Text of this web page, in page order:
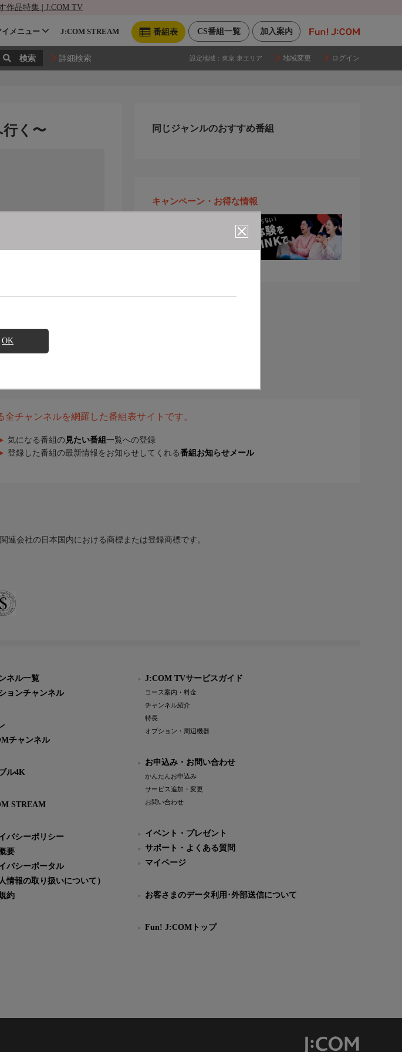
作品特集 | J:COM TV
加入案内
CS番組一覧
番組表
イメニュー J:COM STREAM
詳細検索 設定地域： 東京 東エリア 地域変更 ログイン
OK
く〜 同じジャンルのおすすめ番組
キャンペーン・お得な情報
チャンネルを網羅した番組表サイトです。
気になる番組の 見たい番組 一覧への登録
登録した番組の最新情報をお知らせしてくれる番組お知らせメール
連会社の日本国内における商標または登録商標です。
ネル一覧
ョンチャンネル
チャンネル
ル4K
STREAM
バシーポリシー
要
バシーポータル
情報の取り扱いについて）
約
J:COM TVサービスガイド
コース案内・料金
チャンネル紹介
特長
オプション・周辺機器
お申込み・お問い合わせ
かんたんお申込み
サービス追加・変更
お問い合わせ
イベント・プレゼント
サポート・よくある質問
マイページ
お客さまのデータ利用･外部送信について
Fun! J:COMトップ